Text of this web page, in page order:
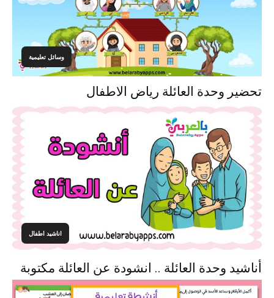
وسائل تعليمية
تحضير وحدة العائلة رياض الاطفال
اناشيد اطفال
أناشيد وحدة العائلة .. انشودة عن العائلة مكتوبة